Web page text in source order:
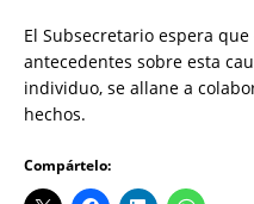
El Subsecretario espera
antecedentes sobre esta
individuo, se allane a
hechos.
Compártelo: